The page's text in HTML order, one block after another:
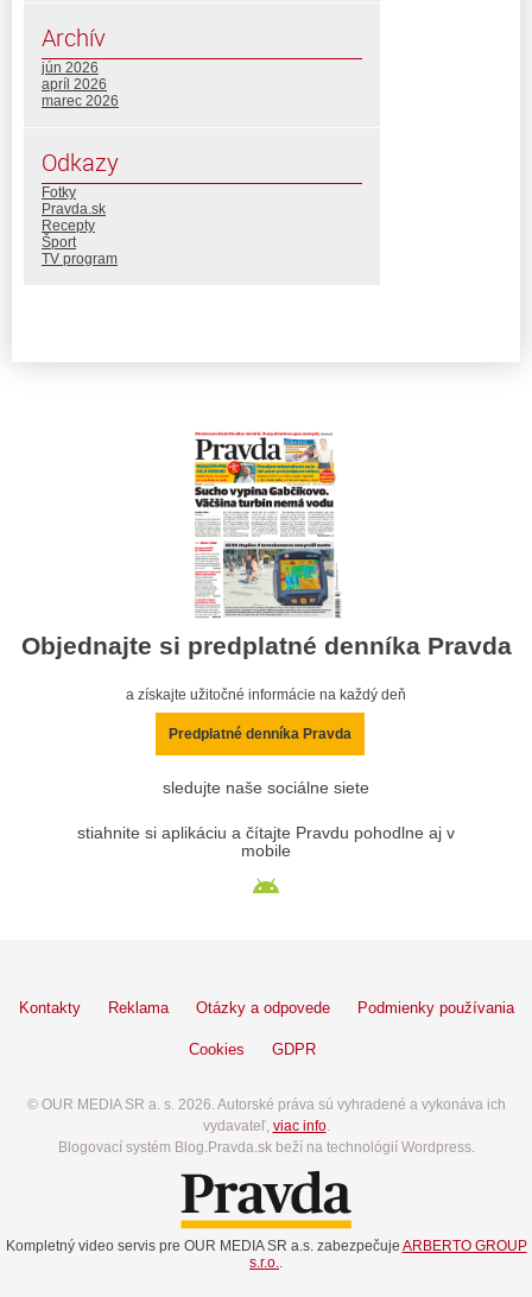
Archív
jún 2026
apríl 2026
marec 2026
Odkazy
Fotky
Pravda.sk
Recepty
Šport
TV program
Objednajte si predplatné denníka Pravda
a získajte užitočné informácie na každý deň
Predplatné denníka Pravda
sledujte naše sociálne siete
stiahnite si aplikáciu a čítajte Pravdu pohodlne aj v
mobile
Kontakty Reklama Otázky a odpovede Podmienky používania
Cookies GDPR
© OUR MEDIA SR a. s. 2026. Autorské práva sú vyhradené a vykonáva ich
vydavateľ, viac info.
Blogovací systém Blog.Pravda.sk beží na technológií Wordpress.
Kompletný video servis pre OUR MEDIA SR a.s. zabezpečuje ARBERTO GROUP
s.r.o..